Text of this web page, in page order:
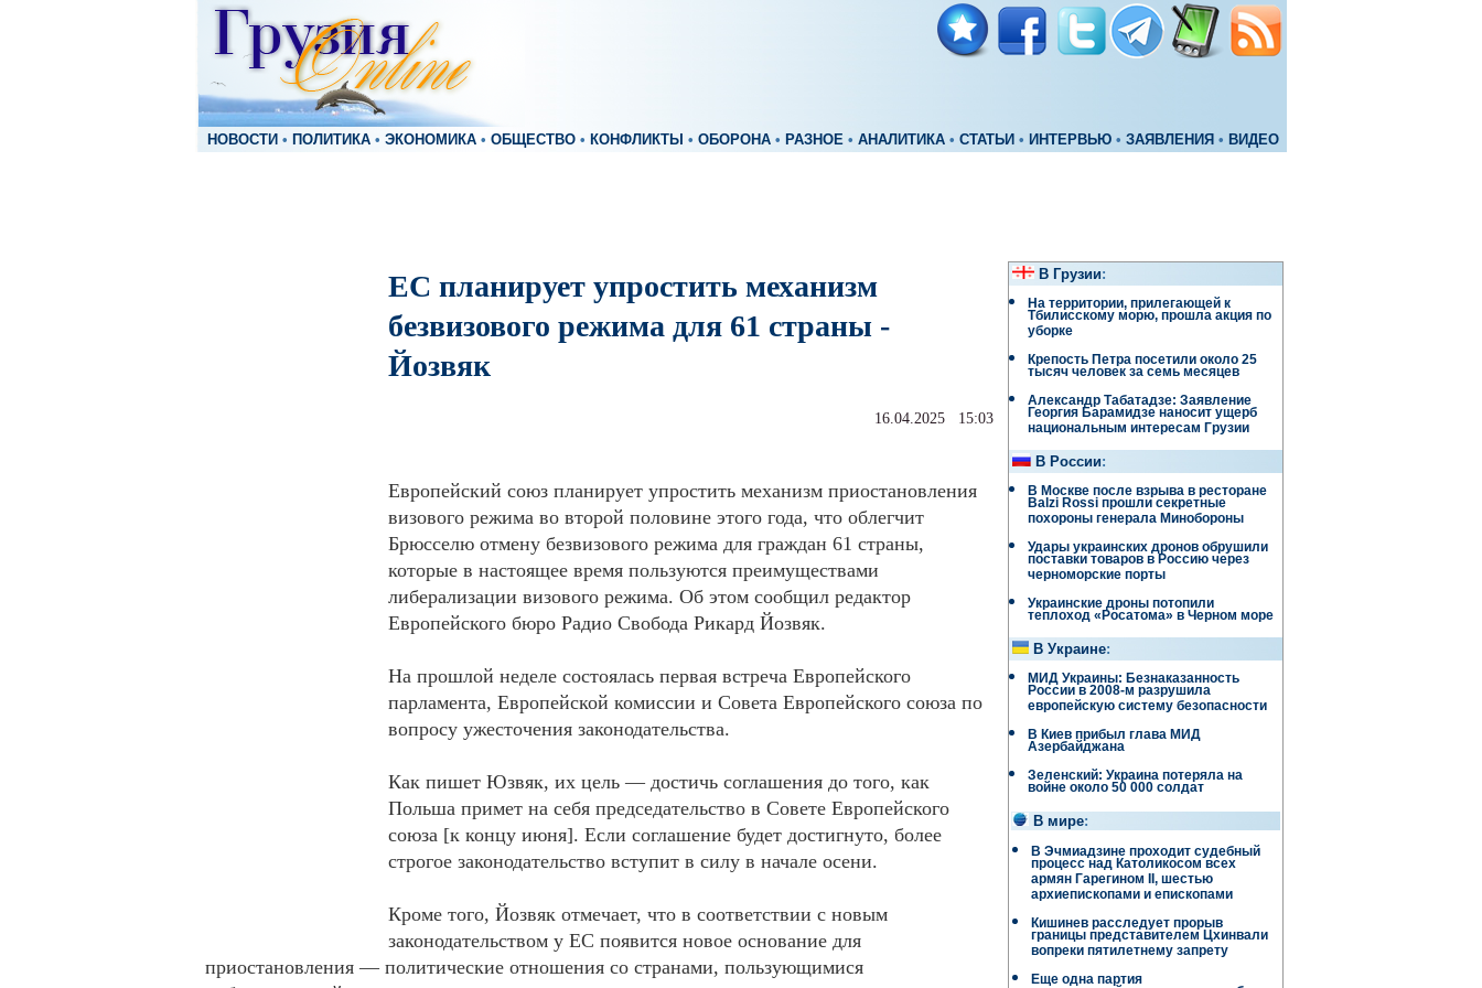
НОВОСТИ • ПОЛИТИКА • ЭКОНОМИКА • ОБЩЕСТВО • КОНФЛИКТЫ • ОБОРОНА • РАЗНОЕ • АНАЛИТИКА • СТАТЬИ • ИНТЕРВЬЮ • ЗАЯВЛЕНИЯ • ВИДЕО
ЕС планирует упростить механизм
безвизового режима для 61 страны -
Йозвяк
16.04.2025 15:03
Европейский союз планирует упростить механизм приостановления
визового режима во второй половине этого года, что облегчит
Брюсселю отмену безвизового режима для граждан 61 страны,
которые в настоящее время пользуются преимуществами
либерализации визового режима. Об этом сообщил редактор
Европейского бюро Радио Свобода Рикард Йозвяк.
На прошлой неделе состоялась первая встреча Европейского
парламента, Европейской комиссии и Совета Европейского союза по
вопросу ужесточения законодательства.
Как пишет Юзвяк, их цель — достичь соглашения до того, как
Польша примет на себя председательство в Совете Европейского
союза [к концу июня]. Если соглашение будет достигнуто, более
строгое законодательство вступит в силу в начале осени.
Кроме того, Йозвяк отмечает, что в соответствии с новым
законодательством у ЕС появится новое основание для
приостановления — политические отношения со странами, пользующимися
В Грузии:
На территории, прилегающей к
Тбилисскому морю, прошла акция по
уборке
Крепость Петра посетили около 25
тысяч человек за семь месяцев
Александр Табатадзе: Заявление
Георгия Барамидзе наносит ущерб
национальным интересам Грузии
В России:
В Москве после взрыва в ресторане
Balzi Rossi прошли секретные
похороны генерала Минобороны
Удары украинских дронов обрушили
поставки товаров в Россию через
черноморские порты
Украинские дроны потопили
теплоход «Росатома» в Черном море
В Украине:
МИД Украины: Безнаказанность
России в 2008-м разрушила
европейскую систему безопасности
В Киев прибыл глава МИД
Азербайджана
Зеленский: Украина потеряла на
войне около 50 000 солдат
В мире:
В Эчмиадзине проходит судебный
процесс над Католикосом всех
армян Гарегином II, шестью
архиепископами и епископами
Кишинев расследует прорыв
границы представителем Цхинвали
вопреки пятилетнему запрету
Еще одна партия